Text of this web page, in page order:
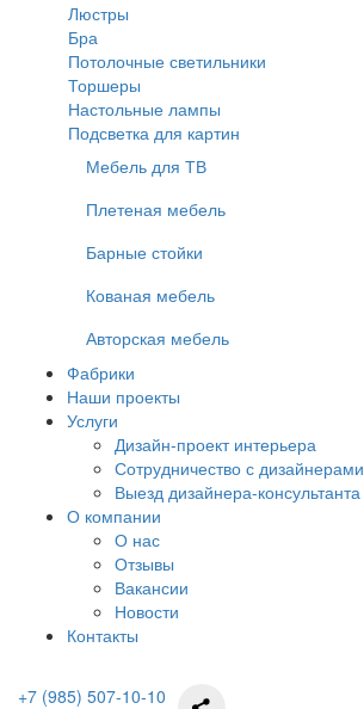
Люстры
Бра
Потолочные светильники
Торшеры
Настольные лампы
Подсветка для картин
Мебель для ТВ
Плетеная мебель
Барные стойки
Кованая мебель
Авторская мебель
Фабрики
Наши проекты
Услуги
Дизайн-проект интерьера
Сотрудничество с дизайнерами
Выезд дизайнера-консультанта
О компании
О нас
Отзывы
Вакансии
Новости
Контакты
+7 (985) 507-10-10